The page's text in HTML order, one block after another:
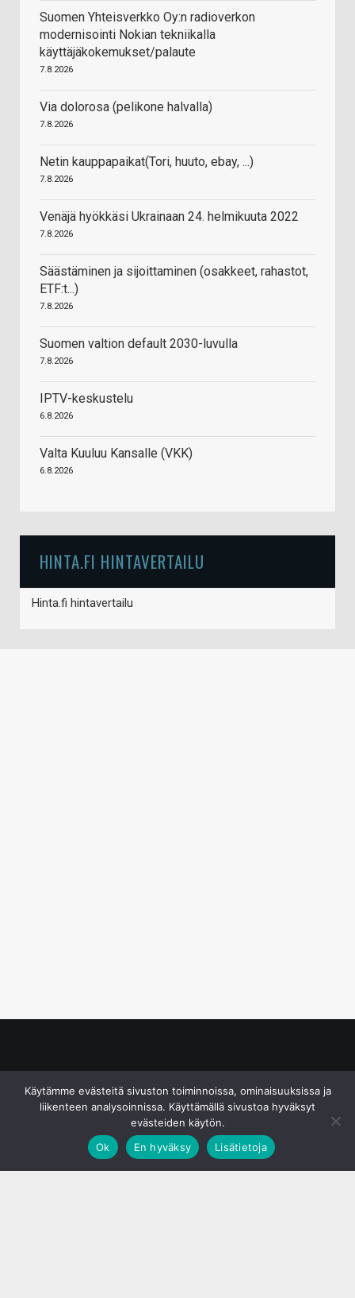
Suomen Yhteisverkko Oy:n radioverkon
modernisointi Nokian tekniikalla
käyttäjäkokemukset/palaute
7.8.2026
Via dolorosa (pelikone halvalla)
7.8.2026
Netin kauppapaikat(Tori, huuto, ebay, ...)
7.8.2026
Venäjä hyökkäsi Ukrainaan 24. helmikuuta 2022
7.8.2026
Säästäminen ja sijoittaminen (osakkeet, rahastot,
ETF:t...)
7.8.2026
Suomen valtion default 2030-luvulla
7.8.2026
IPTV-keskustelu
6.8.2026
Valta Kuuluu Kansalle (VKK)
6.8.2026
HINTA.FI HINTAVERTAILU
Hinta.fi hintavertailu
Käytämme evästeitä sivuston toiminnoissa, ominaisuuksissa ja
liikenteen analysoinnissa. Käyttämällä sivustoa hyväksyt
evästeiden käytön.
Ok
En hyväksy Lisätietoja